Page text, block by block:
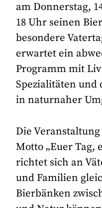
am Donnerstag,
18 Uhr seinen
besondere
erwartet ein
Programm mit
Spezialitäten und
in naturnaher
Die
Motto „Euer Tag,
richtet sich an
und Familien
Bierbänken